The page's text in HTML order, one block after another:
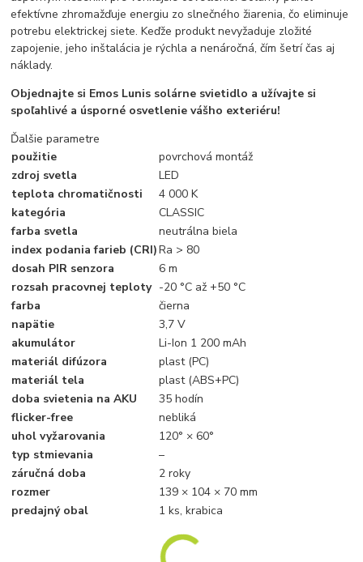
efektívne zhromažďuje energiu zo slnečného žiarenia, čo eliminuje
potrebu elektrickej siete. Keďže produkt nevyžaduje zložité
zapojenie, jeho inštalácia je rýchla a nenáročná, čím šetrí čas aj
náklady.
Objednajte si Emos Lunis solárne svietidlo a užívajte si
spoľahlivé a úsporné osvetlenie vášho exteriéru!
Ďalšie parametre
použitie
povrchová montáž
zdroj svetla
LED
teplota chromatičnosti
4 000 K
kategória
CLASSIC
farba svetla
neutrálna biela
index podania farieb (CRI)Ra > 80
dosah PIR senzora
6 m
rozsah pracovnej teploty -20 °C až +50 °C
farba
čierna
napätie
3,7 V
akumulátor
Li-Ion 1 200 mAh
materiál difúzora
plast (PC)
materiál tela
plast (ABS+PC)
doba svietenia na AKU
35 hodín
flicker-free
nebliká
uhol vyžarovania
120° × 60°
typ stmievania
–
záručná doba
2 roky
rozmer
139 × 104 × 70 mm
predajný obal
1 ks, krabica